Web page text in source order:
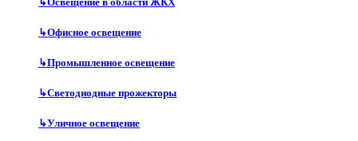
↳Офисное освещение
↳Промышленное освещение
↳Светодиодные прожекторы
↳Уличное освещение